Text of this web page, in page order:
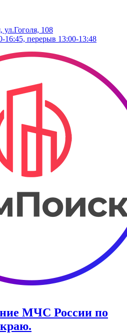
ул.Гоголя, 108
перерыв 13:00-13:48
МЧС России по